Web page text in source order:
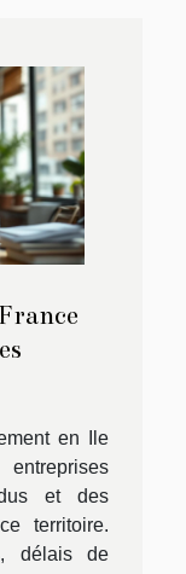
en Ile
et des
territoire.
délais de